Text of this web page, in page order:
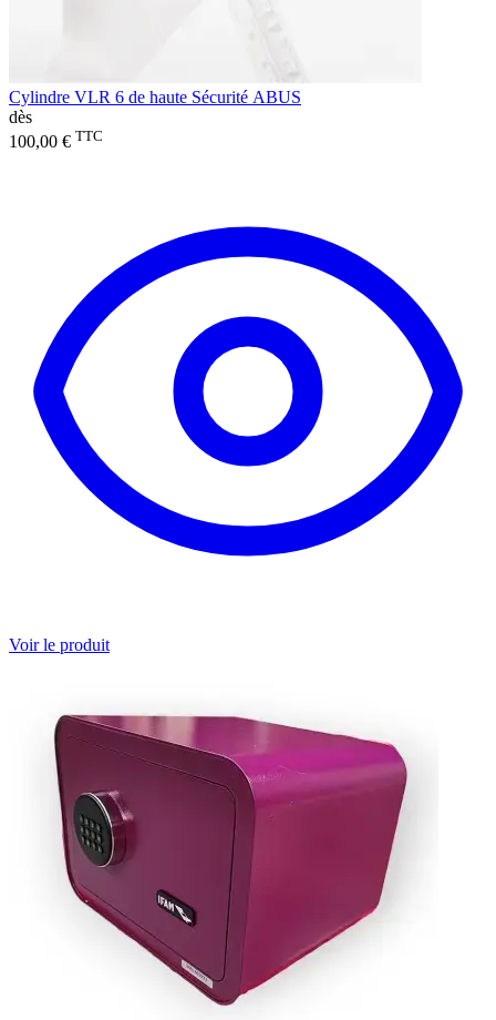
Cylindre VLR 6 de haute Sécurité ABUS
dès
100,00 € TTC
Voir le produit